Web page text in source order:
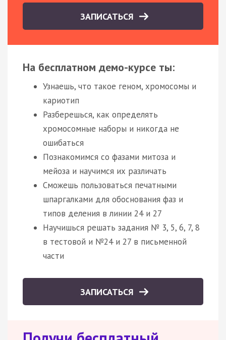
ЗАПИСАТЬСЯ
На бесплатном демо-курсе ты:
Узнаешь, что такое геном, хромосомы и
кариотип
Разберешься, как определять
хромосомные наборы и никогда не
ошибаться
Познакомимся со фазами митоза и
мейоза и научимся их различать
Сможешь пользоваться печатными
шпаргалками для обоснования фаз и
типов деления в линии 24 и 27
Научишься решать задания № 3, 5, 6, 7, 8
в тестовой и №24 и 27 в письменной
части
ЗАПИСАТЬСЯ